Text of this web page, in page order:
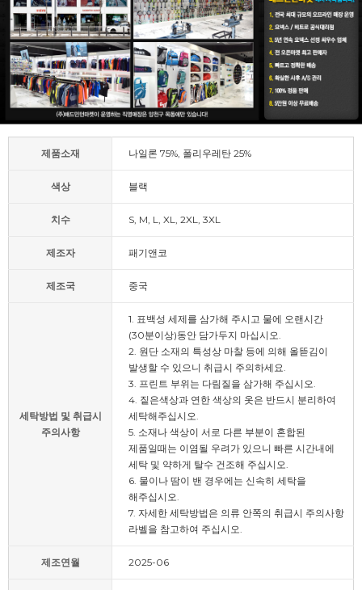
제품소재 나일론 75%, 폴리우레탄 25%
색상 블랙
치수 S, M, L, XL, 2XL, 3XL
제조자 패기앤코
제조국 중국
세탁방법 및 취급시
주의사항
1. 표백성 세제를 삼가해 주시고 물에 오랜시간
(30분이상)동안 담가두지 마십시오.
2. 원단 소재의 특성상 마찰 등에 의해 올뜯김이
발생할 수 있으니 취급시 주의하세요.
3. 프린트 부위는 다림질을 삼가해 주십시오.
4. 짙은색상과 연한 색상의 옷은 반드시 분리하여
세탁해주십시오.
5. 소재나 색상이 서로 다른 부분이 혼합된
제품일때는 이염될 우려가 있으니 빠른 시간내에
세탁 및 약하게 탈수 건조해 주십시오.
6. 물이나 땀이 밴 경우에는 신속히 세탁을
해주십시오.
7. 자세한 세탁방법은 의류 안쪽의 취급시 주의사항
라벨을 참고하여 주십시오.
제조연월 2025-06